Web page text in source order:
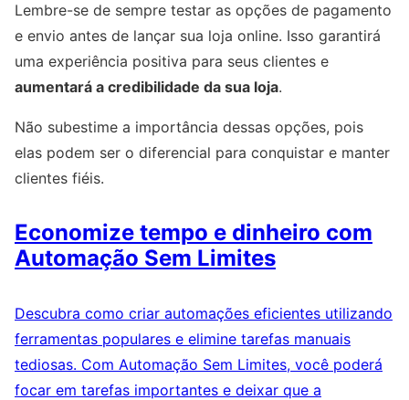
Lembre-se de sempre testar as opções de pagamento
e envio antes de lançar sua loja online. Isso garantirá
uma experiência positiva para seus clientes e
aumentará a credibilidade da sua loja.
Não subestime a importância dessas opções, pois
elas podem ser o diferencial para conquistar e manter
clientes fiéis.
Economize tempo e dinheiro com
Automação Sem Limites
Descubra como criar automações eficientes utilizando
ferramentas populares e elimine tarefas manuais
tediosas. Com Automação Sem Limites, você poderá
focar em tarefas importantes e deixar que a